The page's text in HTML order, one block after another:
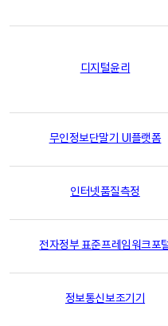
디지털윤리
무인정보단말기 UI플랫폼
인터넷품질측정
전자정부 표준프레임워크포
정보통신보조기기